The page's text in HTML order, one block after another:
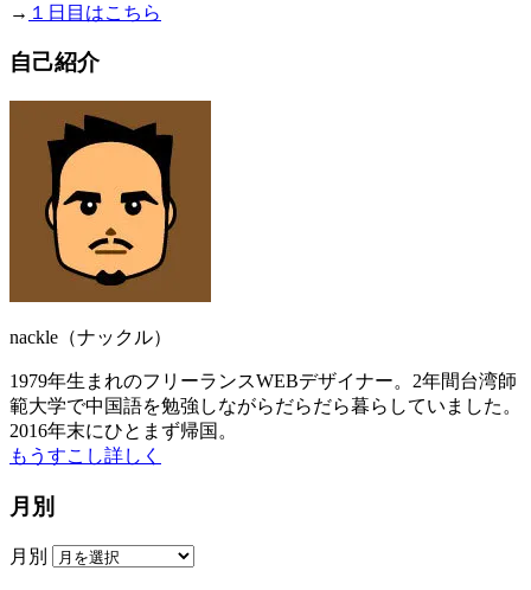
→ １日目はこちら
自己紹介
nackle（ナックル）
1979年生まれのフリーランスWEBデザイナー。2年間台湾師
範大学で中国語を勉強しながらだらだら暮らしていました。
2016年末にひとまず帰国。
もうすこし詳しく
月別
月別